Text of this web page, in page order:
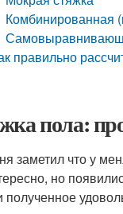
Комбинированная
правильно
пола:
заметил что у
но
полученное